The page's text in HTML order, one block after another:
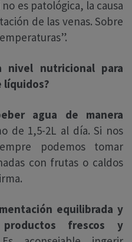
es patológica, la causa
de las venas. Sobre
nivel nutricional para
líquidos?
agua de manera
de 1,5-2L al día. Si nos
podemos tomar
con frutas o caldos
equilibrada y
frescos y